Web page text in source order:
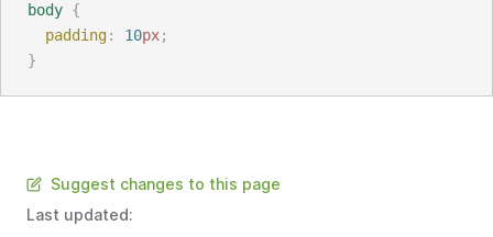
body {
padding: 10px;
}
Suggest changes to this page
Last updated: